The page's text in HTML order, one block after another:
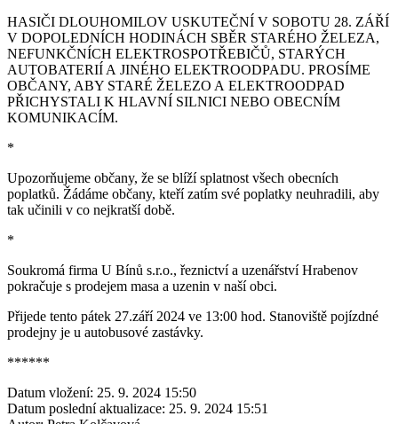
HASIČI DLOUHOMILOV USKUTEČNÍ V SOBOTU 28. ZÁŘÍ
V DOPOLEDNÍCH HODINÁCH SBĚR STARÉHO ŽELEZA,
NEFUNKČNÍCH ELEKTROSPOTŘEBIČŮ, STARÝCH
AUTOBATERIÍ A JINÉHO ELEKTROODPADU. PROSÍME
OBČANY, ABY STARÉ ŽELEZO A ELEKTROODPAD
PŘICHYSTALI K HLAVNÍ SILNICI NEBO OBECNÍM
KOMUNIKACÍM.
*
Upozorňujeme občany, že se blíží splatnost všech obecních
poplatků. Žádáme občany, kteří zatím své poplatky neuhradili, aby
tak učinili v co nejkratší době.
*
Soukromá firma U Bínů s.r.o., řeznictví a uzenářství Hrabenov
pokračuje s prodejem masa a uzenin v naší obci.
Přijede tento pátek 27.září 2024 ve 13:00 hod. Stanoviště pojízdné
prodejny je u autobusové zastávky.
******
Datum vložení: 25. 9. 2024 15:50
Datum poslední aktualizace: 25. 9. 2024 15:51